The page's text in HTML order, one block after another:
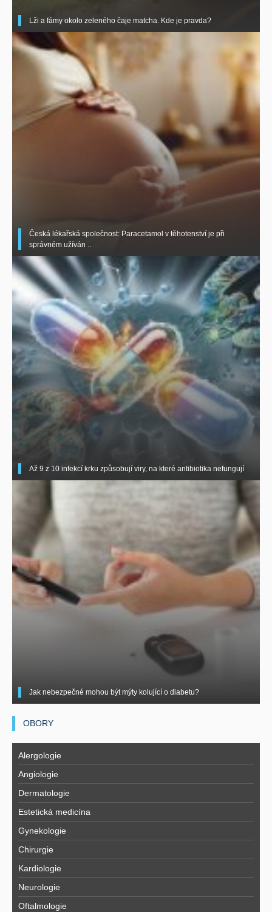
Lži a fámy okolo zeleného čaje matcha. Kde je pravda?
Česká lékařská společnost: Paracetamol v těhotenství je při
správném užíván ..
Až 9 z 10 infekcí krku způsobují viry, na které antibiotika nefungují
Jak nebezpečné mohou být mýty kolující o diabetu?
OBORY
Alergologie
Angiologie
Dermatologie
Estetická medicína
Gynekologie
Chirurgie
Kardiologie
Neurologie
Oftalmologie